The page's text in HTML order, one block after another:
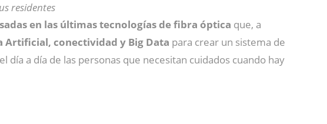
residentes
en las últimas tecnologías de fibra óptica que, a
Artificial, conectividad y Big Data para crear un sistema de
a día de las personas que necesitan cuidados cuando hay